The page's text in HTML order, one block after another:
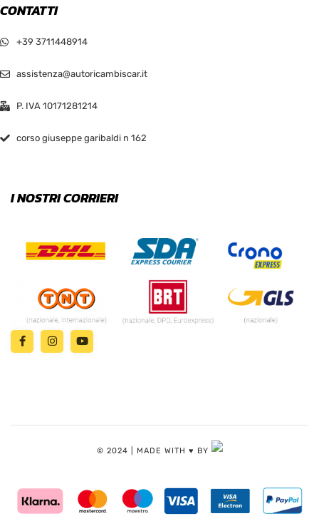
CONTATTI
+39 3711448914
assistenza@autoricambiscar.it
P. IVA 10171281214
corso giuseppe garibaldi n 162
I NOSTRI CORRIERI
© 2024 | MADE WITH ♥️ BY